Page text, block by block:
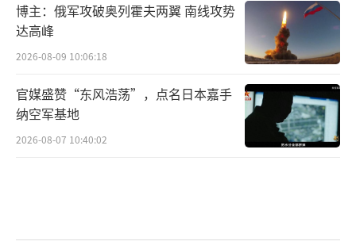
博主：俄军攻破奥列霍夫两翼 南线攻势
达高峰
2026-08-09 10:06:18
官媒盛赞“东风浩荡”，点名日本嘉手
纳空军基地
2026-08-07 10:40:02